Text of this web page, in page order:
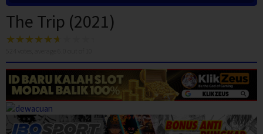
The Trip (2021)